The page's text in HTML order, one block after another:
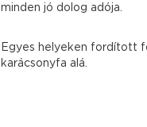
minden jó dolog adója.
Egyes helyeken fordított
karácsonyfa alá.